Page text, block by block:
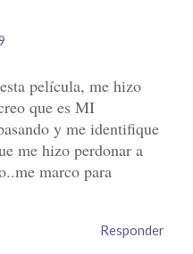
película, me hizo
que es MI
y me identifique
me hizo perdonar a
marco para
Responder